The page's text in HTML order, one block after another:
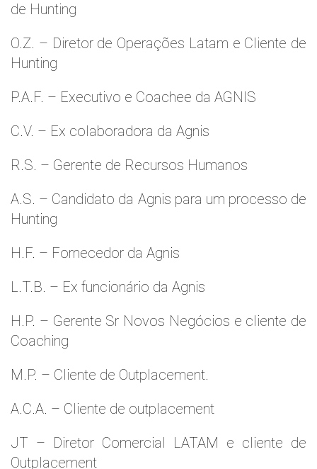
de Hunting
O.Z. – Diretor de Operações Latam e Cliente de
Hunting
P.A.F. – Executivo e Coachee da AGNIS
C.V. – Ex colaboradora da Agnis
R.S. – Gerente de Recursos Humanos
A.S. – Candidato da Agnis para um processo de
Hunting
H.F. – Fornecedor da Agnis
L.T.B. – Ex funcionário da Agnis
H.P. – Gerente Sr Novos Negócios e cliente de
Coaching
M.P. – Cliente de Outplacement.
A.C.A. – Cliente de outplacement
JT – Diretor Comercial LATAM e cliente de
Outplacement